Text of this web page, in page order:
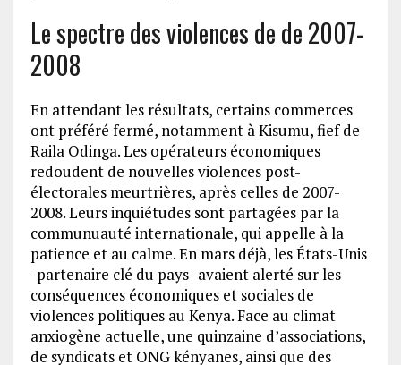
Le spectre des violences de de 2007-
2008
En attendant les résultats, certains commerces
ont préféré fermé, notamment à Kisumu, fief de
Raila Odinga. Les opérateurs économiques
redoudent de nouvelles violences post-
électorales meurtrières, après celles de 2007-
2008. Leurs inquiétudes sont partagées par la
communuauté internationale, qui appelle à la
patience et au calme. En mars déjà, les États-Unis
-partenaire clé du pays- avaient alerté sur les
conséquences économiques et sociales de
violences politiques au Kenya. Face au climat
anxiogène actuelle, une quinzaine d’associations,
de syndicats et ONG kényanes, ainsi que des